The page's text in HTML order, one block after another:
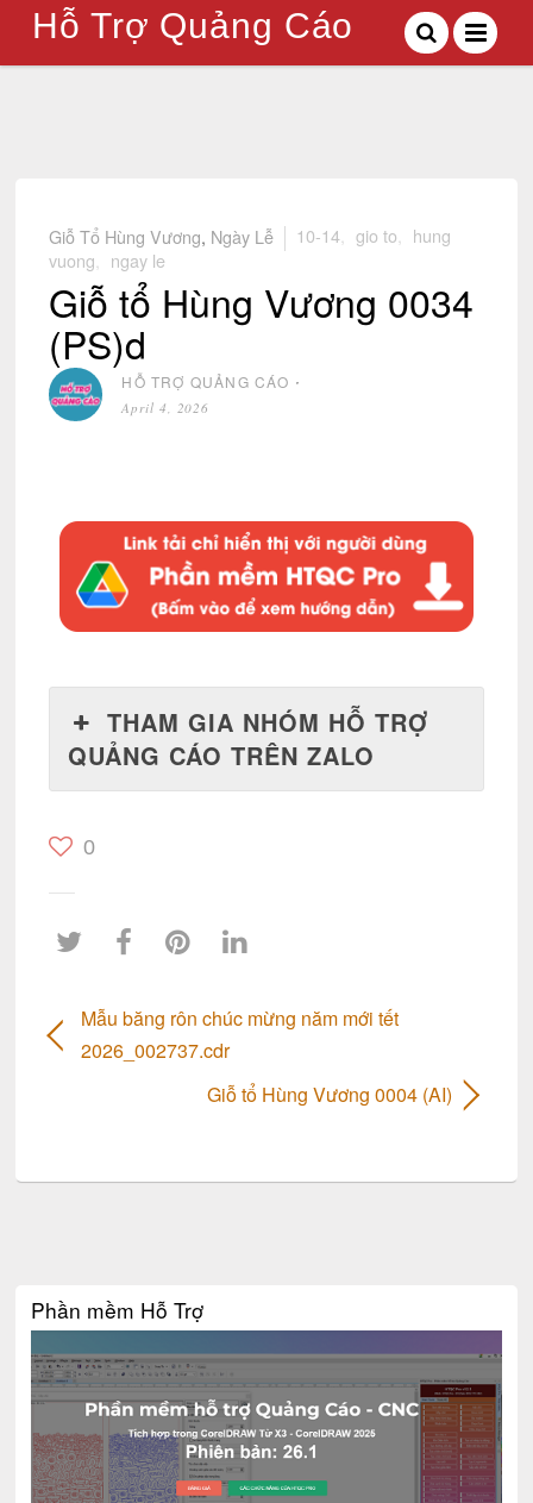
Hỗ Trợ Quảng Cáo
Giỗ Tổ Hùng Vương Ngày Lễ 10-14 gio to
hung
vuong
ngay le
Giỗ tổ Hùng Vương 0034
(PS)d
HỖ TRỢ QUẢNG CÁO ⋅
April 4, 2026
THAM GIA NHÓM HỖ TRỢ
QUẢNG CÁO TRÊN ZALO
0
Mẫu băng rôn chúc mừng năm mới tết
2026_002737.cdr
Giỗ tổ Hùng Vương 0004 (AI)
Phần mềm Hỗ Trợ